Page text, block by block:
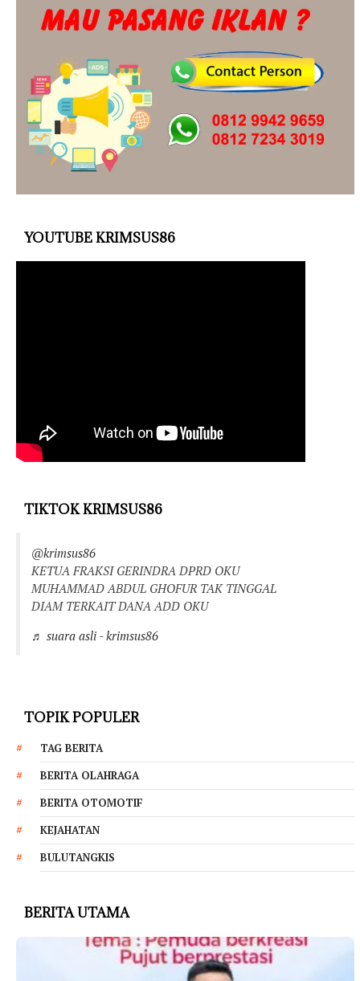
YOUTUBE KRIMSUS86
TIKTOK KRIMSUS86
@krimsus86
KETUA FRAKSI GERINDRA DPRD OKU
MUHAMMAD ABDUL GHOFUR TAK TINGGAL
DIAM TERKAIT DANA ADD OKU
♬ suara asli - krimsus86
TOPIK POPULER
TAG BERITA
BERITA OLAHRAGA
BERITA OTOMOTIF
KEJAHATAN
BULUTANGKIS
BERITA UTAMA